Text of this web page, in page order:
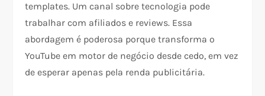
templates. Um canal sobre tecnologia pode
trabalhar com afiliados e reviews. Essa
abordagem é poderosa porque transforma o
YouTube em motor de negócio desde cedo, em vez
de esperar apenas pela renda publicitária.